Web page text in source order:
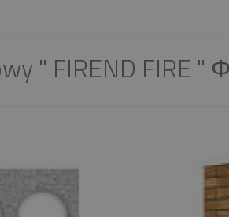
" FIREND FIRE